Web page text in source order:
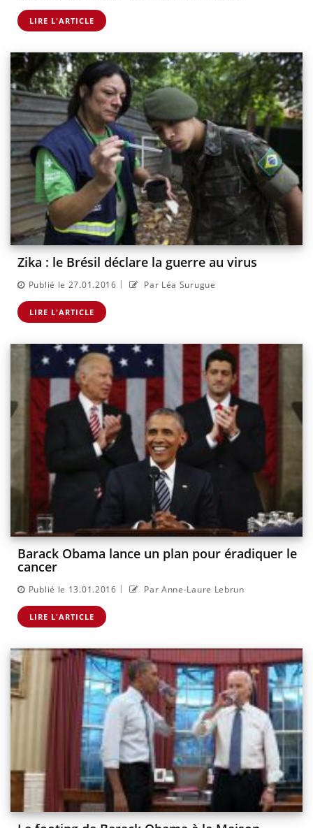
LIRE L'ARTICLE
Zika : le Brésil déclare la guerre au virus
Publié le 27.01.2016 | Par Léa Surugue
LIRE L'ARTICLE
Barack Obama lance un plan pour éradiquer le
cancer
Publié le 13.01.2016 | Par Anne-Laure Lebrun
LIRE L'ARTICLE